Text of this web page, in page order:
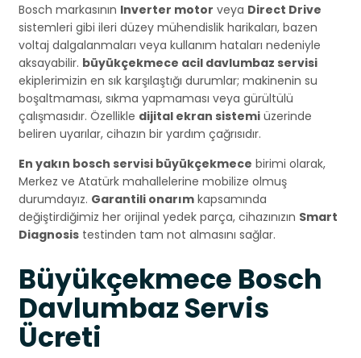
Bosch markasının Inverter motor veya Direct Drive
sistemleri gibi ileri düzey mühendislik harikaları, bazen
voltaj dalgalanmaları veya kullanım hataları nedeniyle
aksayabilir. büyükçekmece acil davlumbaz servisi
ekiplerimizin en sık karşılaştığı durumlar; makinenin su
boşaltmaması, sıkma yapmaması veya gürültülü
çalışmasıdır. Özellikle dijital ekran sistemi üzerinde
beliren uyarılar, cihazın bir yardım çağrısıdır.
En yakın bosch servisi büyükçekmece birimi olarak,
Merkez ve Atatürk mahallelerine mobilize olmuş
durumdayız. Garantili onarım kapsamında
değiştirdiğimiz her orijinal yedek parça, cihazınızın Smart
Diagnosis testinden tam not almasını sağlar.
Büyükçekmece Bosch
Davlumbaz Servis
Ücreti